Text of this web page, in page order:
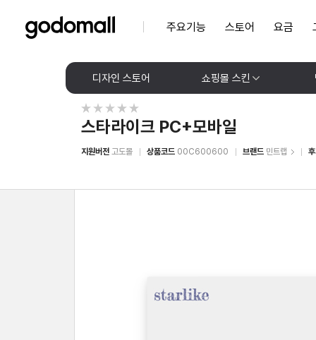
주요기능 스토어 요금
디자인 스토어 쇼핑몰 스킨
스타라이크 PC+모바일
지원버전 고도몰 상품코드 00C600600 브랜드 민트랩